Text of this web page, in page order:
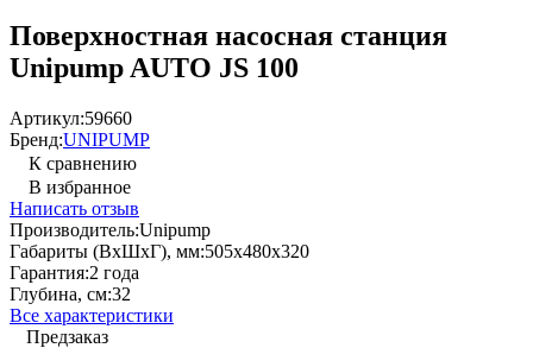
Поверхностная насосная станция
Unipump AUTO JS 100
Артикул:59660
Бренд:UNIPUMP
К сравнению
В избранное
Написать отзыв
Производитель:Unipump
Габариты (ВхШхГ), мм:505x480x320
Гарантия:2 года
Глубина, см:32
Все характеристики
Предзаказ